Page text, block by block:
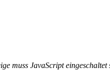
muss JavaScript eingeschaltet